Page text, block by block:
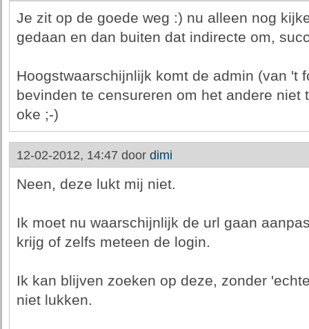
Je zit op de goede weg :) nu alleen nog
gedaan en dan buiten dat indirecte om,
Hoogstwaarschijnlijk komt de admin (van 't
bevinden te censureren om het andere niet
oke ;-)
12-02-2012, 14:47 door dimi
Neen, deze lukt mij niet.
Ik moet nu waarschijnlijk de url gaan
krijg of zelfs meteen de login.
Ik kan blijven zoeken op deze, zonder
niet lukken.